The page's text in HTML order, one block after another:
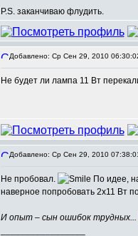
P.S. заканчиваю флудить.
Добавлено: Ср Сен 29, 2010
Не будет ли лампа 11 Вт
Добавлено: Ср Сен 29, 2010
Не пробовал.
По идее,
наверное попробовать 2х11 Вт
И опыт – сын ошибок трудных...